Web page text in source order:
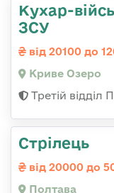
Кухар-
ЗСУ
від 20100 до
Криве Озеро
Третій
Стрілець
від 20000 до
Полтава